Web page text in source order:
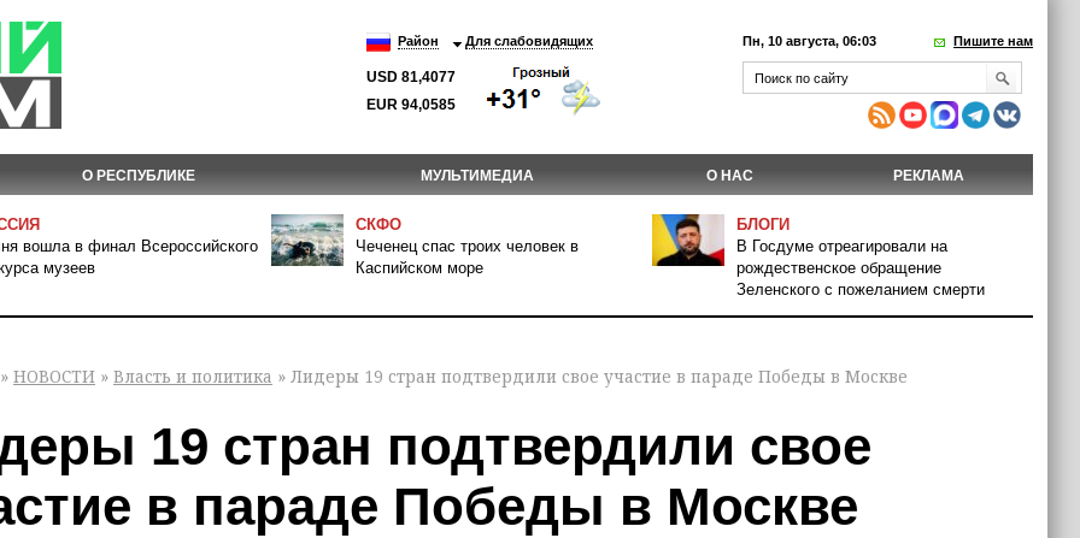
Район Для слабовидящих
USD 81,4077
EUR 94,0585
Пн, 10 августа, 06:03 Пишите нам
О РЕСПУБЛИКЕ МУЛЬТИМЕДИА О НАС РЕКЛАМА
вошла в финал Всероссийского
музеев
СКФО
Чеченец спас троих человек в
Каспийском море
БЛОГИ
В Госдуме отреагировали на
рождественское обращение
Зеленского с пожеланием смерти
» НОВОСТИ » Власть и политика » Лидеры 19 стран подтвердили свое участие в параде Победы в Москве
19 стран подтвердили свое
в параде Победы в Москве